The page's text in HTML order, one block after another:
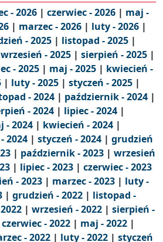
- 2026 | czerwiec - 2026 | maj -
| marzec - 2026 | luty - 2026 |
- 2025 | listopad - 2025 |
wrzesień - 2025 | sierpień - 2025 |
- 2025 | maj - 2025 | kwiecień -
| luty - 2025 | styczeń - 2025 |
- 2024 | październik - 2024 |
- 2024 | lipiec - 2024 |
- 2024 | kwiecień - 2024 |
2024 | styczeń - 2024 | grudzień
| październik - 2023 | wrzesień
| lipiec - 2023 | czerwiec - 2023
- 2023 | marzec - 2023 | luty -
| grudzień - 2022 | listopad -
| wrzesień - 2022 | sierpień -
czerwiec - 2022 | maj - 2022 |
- 2022 | luty - 2022 | styczeń